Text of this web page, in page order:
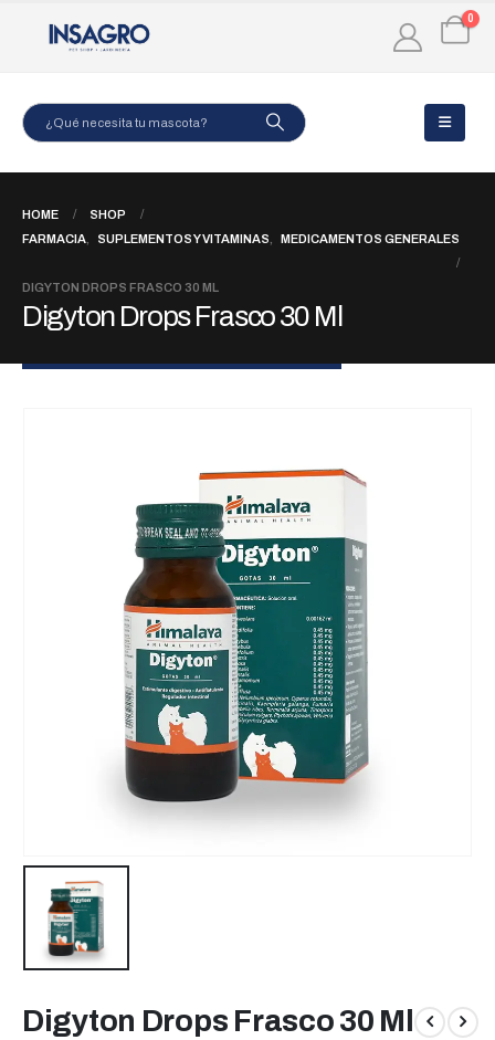
0
HOME
SHOP
FARMACIA
SUPLEMENTOS Y VITAMINAS MEDICAMENTOS GENERALES
DIGYTON DROPS FRASCO 30 ML
Digyton Drops Frasco 30 Ml
Digyton Drops Frasco 30 Ml